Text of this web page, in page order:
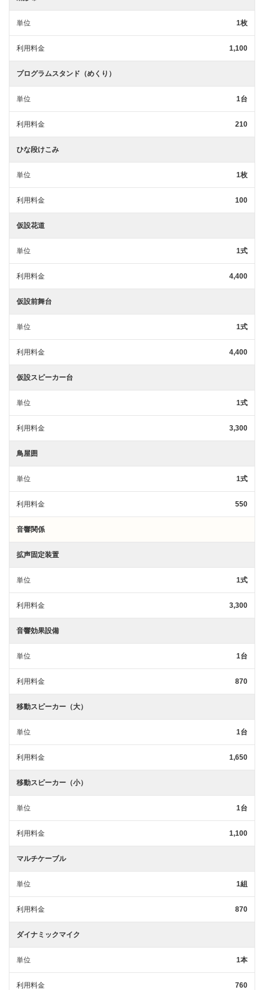
単位 1枚
利用料金 1,100
プログラムスタンド（めくり）
単位 1台
利用料金 210
ひな段けこみ
単位 1枚
利用料金 100
仮設花道
単位 1式
利用料金 4,400
仮設前舞台
単位 1式
利用料金 4,400
仮設スピーカー台
単位 1式
利用料金 3,300
鳥屋囲
単位 1式
利用料金 550
音響関係
拡声固定装置
単位 1式
利用料金 3,300
音響効果設備
単位 1台
利用料金 870
移動スピーカー（大）
単位 1台
利用料金 1,650
移動スピーカー（小）
単位 1台
利用料金 1,100
マルチケーブル
単位 1組
利用料金 870
ダイナミックマイク
単位 1本
利用料金 760